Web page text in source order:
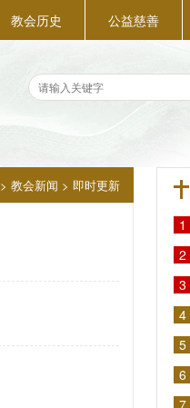
教会历史 公益慈善
> 教会新闻 > 即时更新
1
2
3
4
5
6
7